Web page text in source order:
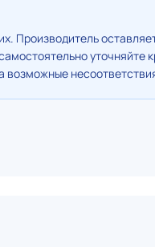
Производитель
уточняйте